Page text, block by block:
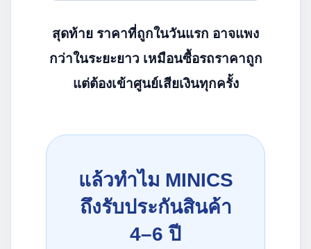
สุดท้าย ราคาที่ถูกในวันแรก อาจแพง
กว่าในระยะยาว เหมือนซื้อรถราคาถูก
แต่ต้องเข้าศูนย์เสียเงินทุกครั้ง
แล้วทำไม MINICS
ถึงรับประกันสินค้า
4–6 ปี